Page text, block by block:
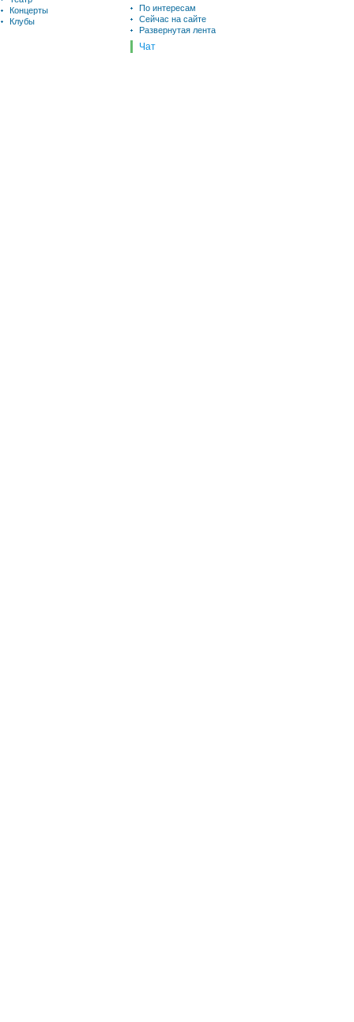
Концерты
Клубы
По интересам
Сейчас на сайте
Развернутая лента
Чат